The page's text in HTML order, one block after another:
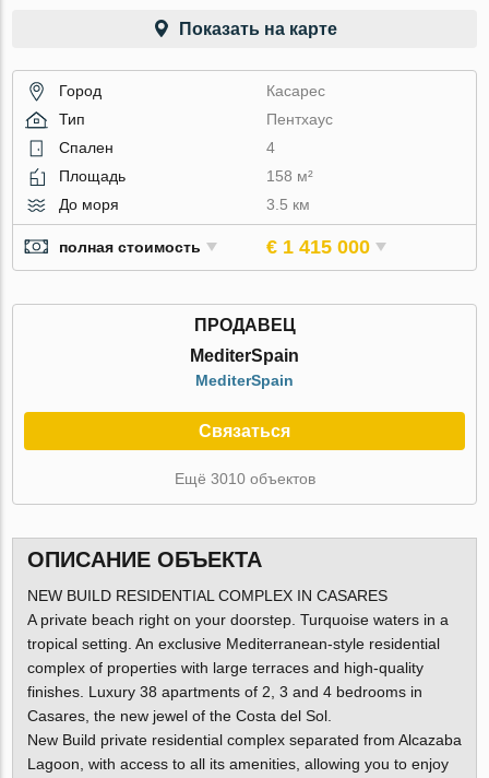
Показать на карте
Город
Касарес
Тип
Пентхаус
Спален
4
Площадь
158 м²
До моря
3.5 км
полная стоимость € 1 415 000
ПРОДАВЕЦ
MediterSpain
MediterSpain
Связаться
Ещё 3010 объектов
ОПИСАНИЕ ОБЪЕКТА
NEW BUILD RESIDENTIAL COMPLEX IN CASARES
A private beach right on your doorstep. Turquoise waters in a
tropical setting. An exclusive Mediterranean-style residential
complex of properties with large terraces and high-quality
finishes. Luxury 38 apartments of 2, 3 and 4 bedrooms in
Casares, the new jewel of the Costa del Sol.
New Build private residential complex separated from Alcazaba
Lagoon, with access to all its amenities, allowing you to enjoy